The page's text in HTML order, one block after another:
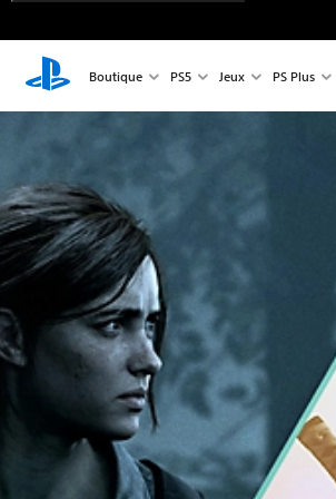
Boutique PS5 Jeux PS Plus